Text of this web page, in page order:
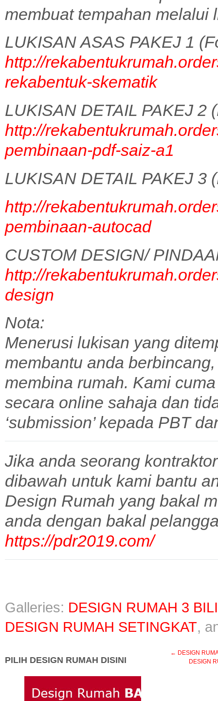
membuat tempahan melalui
LUKISAN ASAS PAKEJ 1
http://
rekabentuk-skematik
LUKISAN DETAIL PAKEJ 2
http://
pembinaan-pdf-saiz-a1
LUKISAN DETAIL PAKEJ 3
http://
pembinaan-autocad
CUSTOM DESIGN/
http://
design
Nota:
Menerusi lukisan yang
membantu anda
membina rumah. Kami
secara online sahaja dan
‘submission’ kepada PBT
Jika anda seorang
dibawah untuk kami bantu
Design Rumah yang bakal
anda dengan bakal
https://pdr2019.com/
Galleries: DESIGN RUMAH 3
DESIGN RUMAH SETINGKAT,
← DESIGN
DESIGN
PILIH DESIGN RUMAH DISINI